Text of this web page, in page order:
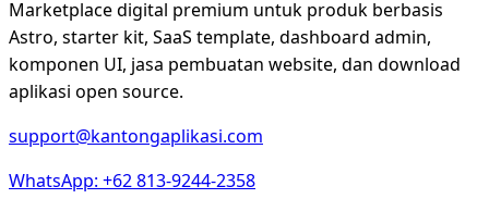
Marketplace digital premium untuk produk berbasis
Astro, starter kit, SaaS template, dashboard admin,
komponen UI, jasa pembuatan website, dan download
aplikasi open source.
support@kantongaplikasi.com
WhatsApp: +62 813-9244-2358